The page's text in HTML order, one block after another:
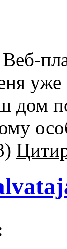
уже
дом